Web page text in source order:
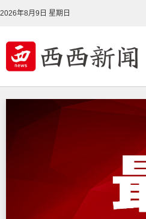
2026年8月9日 星期日